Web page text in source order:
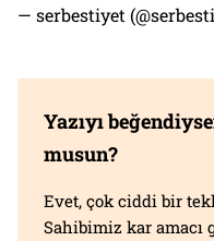
— serbestiyet
Yazıyı
musun?
Evet, çok ciddi bir
Sahibimiz kar amacı